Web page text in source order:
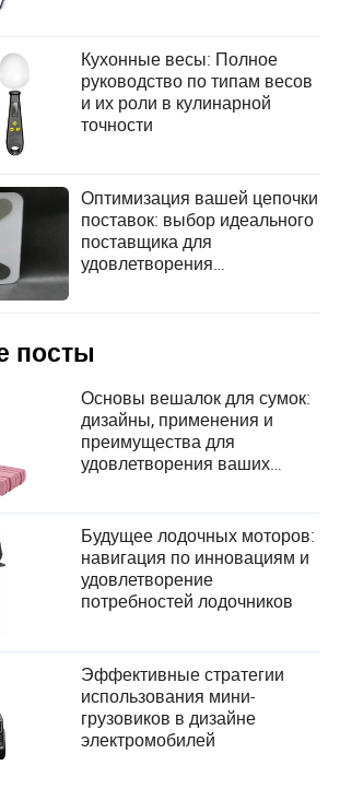
Кухонные весы: Полное
руководство по типам весов
и их роли в кулинарной
точности
Оптимизация вашей цепочки
поставок: выбор идеального
поставщика для
удовлетворения
в цифровых весах для
посты
Основы вешалок для сумок:
дизайны, применения и
преимущества для
удовлетворения ваших
потребностей
Будущее лодочных моторов:
навигация по инновациям и
удовлетворение
потребностей лодочников
Эффективные стратегии
использования мини-
грузовиков в дизайне
электромобилей